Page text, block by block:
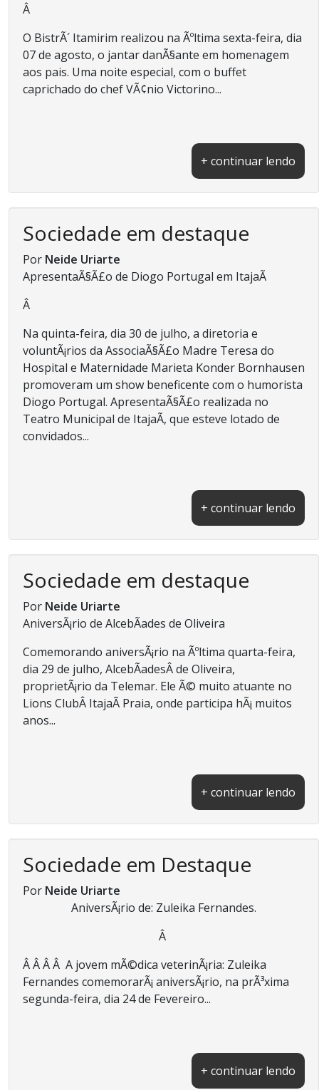
Â
O BistrÃ´ Itamirim realizou na Ãºltima sexta-feira, dia
07 de agosto, o jantar danÃ§ante em homenagem
aos pais. Uma noite especial, com o buffet
caprichado do chef VÃ¢nio Victorino...
+ continuar lendo
Sociedade em destaque
Por Neide Uriarte
ApresentaÃ§Ã£o de Diogo Portugal em ItajaÃ­
Â
Na quinta-feira, dia 30 de julho, a diretoria e
voluntÃ¡rios da AssociaÃ§Ã£o Madre Teresa do
Hospital e Maternidade Marieta Konder Bornhausen
promoveram um show beneficente com o humorista
Diogo Portugal. ApresentaÃ§Ã£o realizada no
Teatro Municipal de ItajaÃ­, que esteve lotado de
convidados...
+ continuar lendo
Sociedade em destaque
Por Neide Uriarte
AniversÃ¡rio de AlcebÃ­ades de Oliveira
Comemorando aniversÃ¡rio na Ãºltima quarta-feira,
dia 29 de julho, AlcebÃ­adesÂ de Oliveira,
proprietÃ¡rio da Telemar. Ele Ã© muito atuante no
Lions ClubÂ ItajaÃ­ Praia, onde participa hÃ¡ muitos
anos...
+ continuar lendo
Sociedade em Destaque
Por Neide Uriarte
AniversÃ¡rio de: Zuleika Fernandes.
Â
Â Â Â Â A jovem mÃ©dica veterinÃ¡ria: Zuleika
Fernandes comemorarÃ¡ aniversÃ¡rio, na prÃ³xima
segunda-feira, dia 24 de Fevereiro...
+ continuar lendo